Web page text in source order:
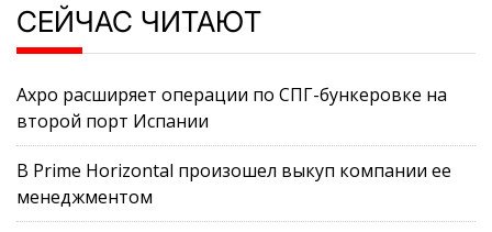
СЕЙЧАС ЧИТАЮТ
Axpo расширяет операции по СПГ-бункеровке на
второй порт Испании
В Prime Horizontal произошел выкуп компании ее
менеджментом